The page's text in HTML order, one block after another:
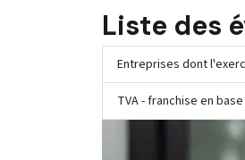
Liste des
Entreprises dont
TVA - franchise en base